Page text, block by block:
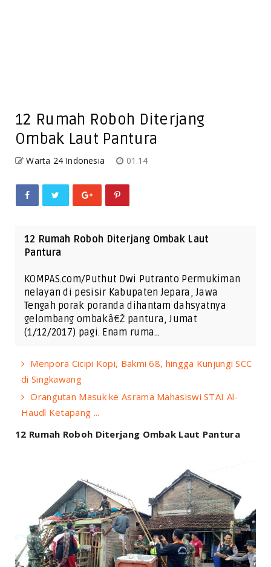
12 Rumah Roboh Diterjang
Ombak Laut Pantura
Warta 24 Indonesia 01.14
12 Rumah Roboh Diterjang Ombak Laut
Pantura
KOMPAS.com/Puthut Dwi Putranto Permukiman
nelayan di pesisir Kabupaten Jepara, Jawa
Tengah porak poranda dihantam dahsyatnya
gelombang ombakâ€Ž pantura, Jumat
(1/12/2017) pagi. Enam ruma…
Menpora Cicipi Kopi, Bakmi 68, hingga Kunjungi SCC
di Singkawang
Orangutan Masuk ke Asrama Mahasiswi STAI Al-
Haudl Ketapang ...
12 Rumah Roboh Diterjang Ombak Laut Pantura